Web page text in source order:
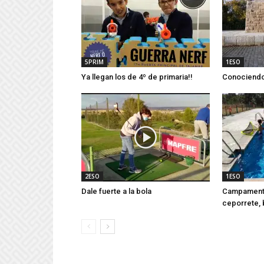
5PRIM
Ya llegan los de 4º de primaria!!
1ESO
2ESO
Dale fuerte a la bola
1ESO
ceporrete,